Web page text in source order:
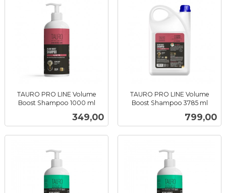
TAURO PRO LINE Volume
Boost Shampoo 1000 ml
Pris
349,00
TAURO PRO LINE Volume
Boost Shampoo 3785 ml
Pris
799,00